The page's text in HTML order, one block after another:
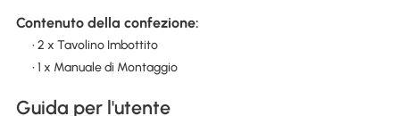
Contenuto della confezione:
• 2 x Tavolino Imbottito
• 1 x Manuale di Montaggio
Guida per l'utente